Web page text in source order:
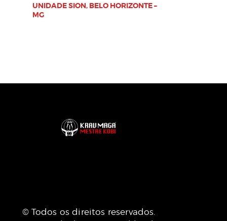
UNIDADE SION, BELO HORIZONTE –
MG
© Todos os direitos reservados.